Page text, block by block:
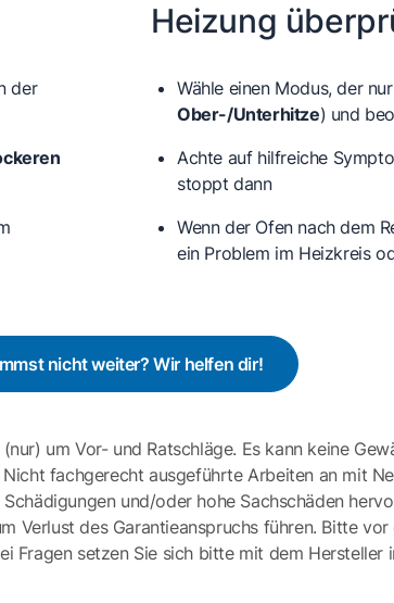
der
Heizung
Wähle einen Modus, der
Ober-/Unterhitze) und
Achte auf hilfreiche
stoppt dann
Wenn der Ofen nach dem
ein Problem im Heizkreis
nicht weiter? Wir helfen dir!
um Vor- und Ratschläge. Es kann keine
fachgerecht ausgeführte Arbeiten an mit
und/oder hohe Sachschäden
Verlust des Garantieanspruchs führen. Bitte
Fragen setzen Sie sich bitte mit dem Hersteller